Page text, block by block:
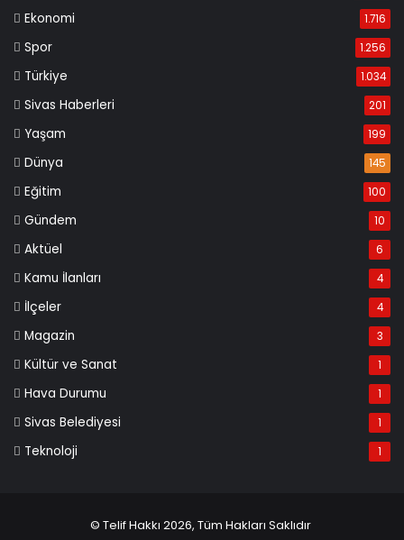
Ekonomi 1.716
Spor 1.256
Türkiye 1.034
Sivas Haberleri 201
Yaşam 199
Dünya 145
Eğitim 100
Gündem 10
Aktüel 6
Kamu İlanları 4
İlçeler 4
Magazin 3
Kültür ve Sanat 1
Hava Durumu 1
Sivas Belediyesi 1
Teknoloji 1
© Telif Hakkı 2026, Tüm Hakları Saklıdır